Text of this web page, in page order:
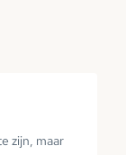
zijn, maar